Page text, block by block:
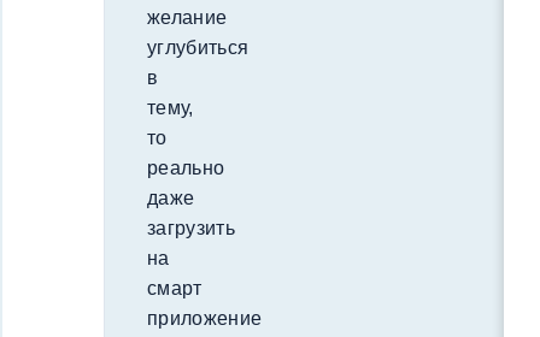
желание
углубиться
в
тему,
то
реально
даже
загрузить
на
смарт
приложение